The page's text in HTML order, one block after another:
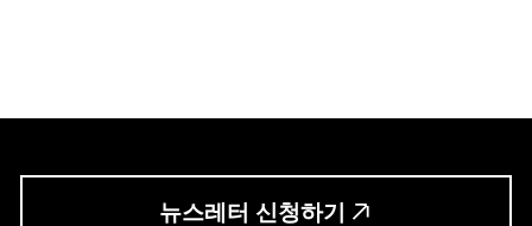
뉴스레터 신청하기